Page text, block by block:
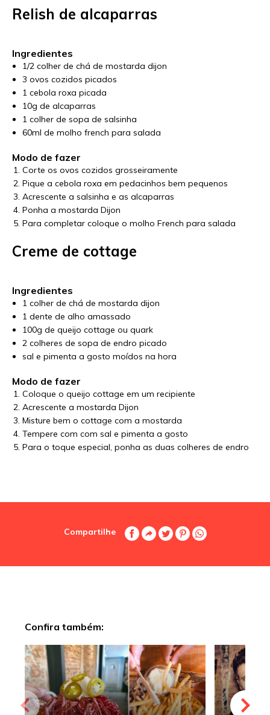
Relish de alcaparras
Ingredientes
1/2 colher de chá de mostarda dijon
3 ovos cozidos picados
1 cebola roxa picada
10g de alcaparras
1 colher de sopa de salsinha
60ml de molho french para salada
Modo de fazer
Corte os ovos cozidos grosseiramente
Pique a cebola roxa em pedacinhos bem pequenos
Acrescente a salsinha e as alcaparras
Ponha a mostarda Dijon
Para completar coloque o molho French para salada
Creme de cottage
Ingredientes
1 colher de chá de mostarda dijon
1 dente de alho amassado
100g de queijo cottage ou quark
2 colheres de sopa de endro picado
sal e pimenta a gosto moídos na hora
Modo de fazer
Coloque o queijo cottage em um recipiente
Acrescente a mostarda Dijon
Misture bem o cottage com a mostarda
Tempere com com sal e pimenta a gosto
Para o toque especial, ponha as duas colheres de endro
Compartilhe
Confira também: